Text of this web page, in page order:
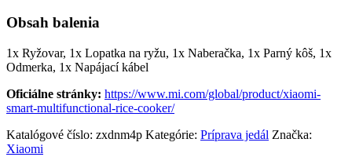
Obsah balenia
1x Ryžovar, 1x Lopatka na ryžu, 1x Naberačka, 1x Parný kôš, 1x
Odmerka, 1x Napájací kábel
Oficiálne stránky: https://www.mi.com/global/product/xiaomi-
smart-multifunctional-rice-cooker/
Katalógové číslo: zxdnm4p Kategórie: Príprava jedál Značka:
Xiaomi